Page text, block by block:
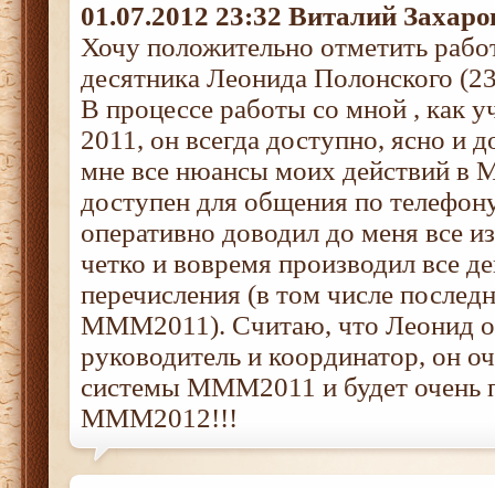
01.07.2012 23:32 Виталий
Хочу положительно отметить
десятника Леонида Полонского
В процессе работы со мной , как
2011, он всегда доступно, ясно и
мне все нюансы моих действий в
доступен для общения по
оперативно доводил до меня все
четко и вовремя производил все
перечисления (в том числе
МММ2011). Считаю, что Леонид
руководитель и координатор, он
системы МММ2011 и будет очень
МММ2012!!!